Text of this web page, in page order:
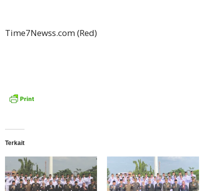
Time7Newss.com (Red)
Terkait